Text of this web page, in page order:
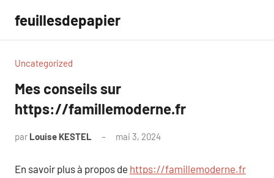
contenu
feuillesdepapier
Uncategorized
Mes conseils sur
https://famillemoderne.fr
par Louise KESTEL mai 3, 2024
En savoir plus à propos de https://famillemoderne.fr